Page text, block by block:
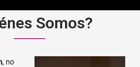
Somos?
, no